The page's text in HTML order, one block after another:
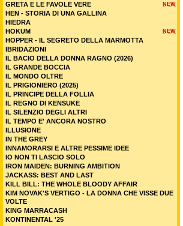
NEW
GRETA E LE FAVOLE VERE
HEN - STORIA DI UNA GALLINA
HIEDRA
NEW
HOKUM
HOPPER - IL SEGRETO DELLA MARMOTTA
IBRIDAZIONI
IL BACIO DELLA DONNA RAGNO (2026)
IL GRANDE BOCCIA
IL MONDO OLTRE
IL PRIGIONIERO (2025)
IL PRINCIPE DELLA FOLLIA
IL REGNO DI KENSUKE
IL SILENZIO DEGLI ALTRI
IL TEMPO E' ANCORA NOSTRO
ILLUSIONE
IN THE GREY
INNAMORARSI E ALTRE PESSIME IDEE
IO NON TI LASCIO SOLO
IRON MAIDEN: BURNING AMBITION
JACKASS: BEST AND LAST
KILL BILL: THE WHOLE BLOODY AFFAIR
KIM NOVAK'S VERTIGO - LA DONNA CHE VISSE DUE
VOLTE
KING MARRACASH
KONTINENTAL '25